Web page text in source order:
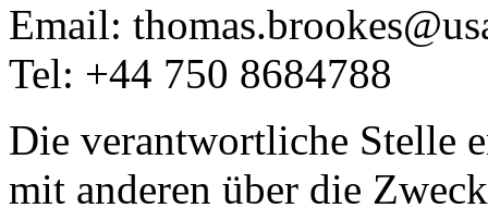
Email:
Tel: +44 750 8684788
Die verantwortliche Stelle
mit anderen über die